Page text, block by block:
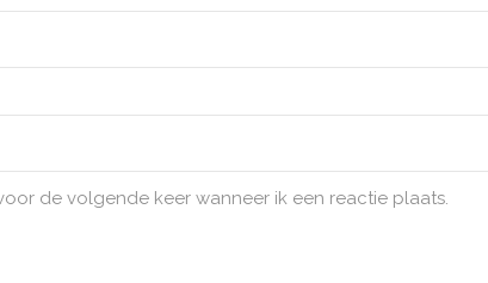
de volgende keer wanneer ik een reactie plaats.